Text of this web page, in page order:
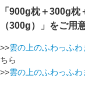
「900g枕＋300g
（300g）」をご用
>>雲の上のふわっふわ
ちら
>>雲の上のふわっふ